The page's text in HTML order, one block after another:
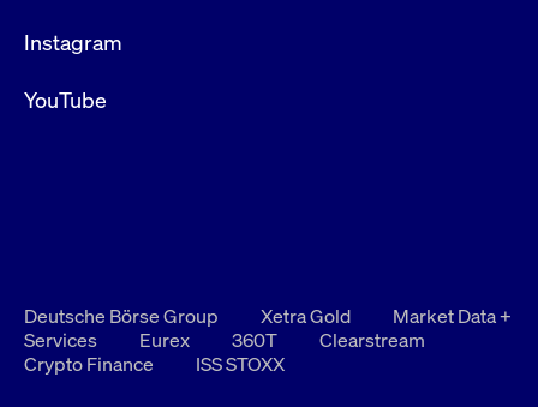
Instagram
YouTube
Deutsche Börse Group Xetra Gold
Market Data +
Services
Eurex 360T
Clearstream
Crypto Finance
ISS STOXX